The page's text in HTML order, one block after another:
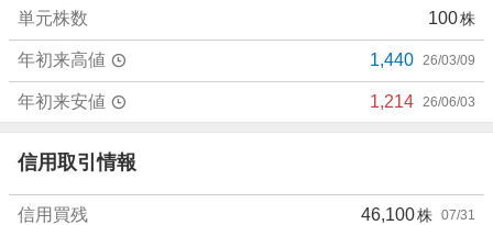
単元株数 100株
年初来高値 1,440 26/03/09
年初来安値 1,214 26/06/03
信用取引情報
信用買残 46,100株 07/31